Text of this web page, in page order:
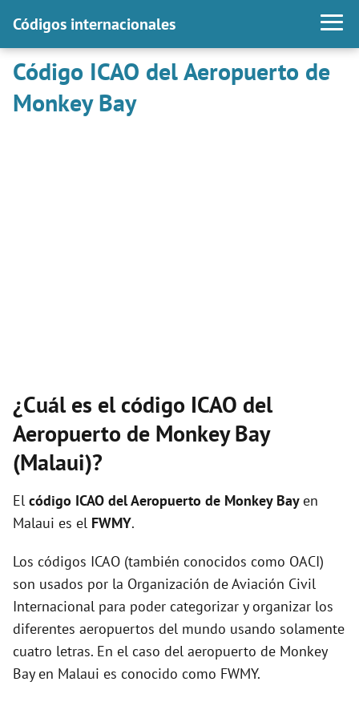
Códigos internacionales
Código ICAO del Aeropuerto de
Monkey Bay
¿Cuál es el código ICAO del
Aeropuerto de Monkey Bay
(Malaui)?
El código ICAO delAeropuerto de Monkey Bayen
Malaui es el FWMY.
Los códigos ICAO (también conocidos como OACI)
son usados por la Organización de Aviación Civil
Internacional para poder categorizar y organizar los
diferentes aeropuertos del mundo usando solamente
cuatro letras. En el caso del aeropuerto de Monkey
Bay en Malaui es conocido como FWMY.